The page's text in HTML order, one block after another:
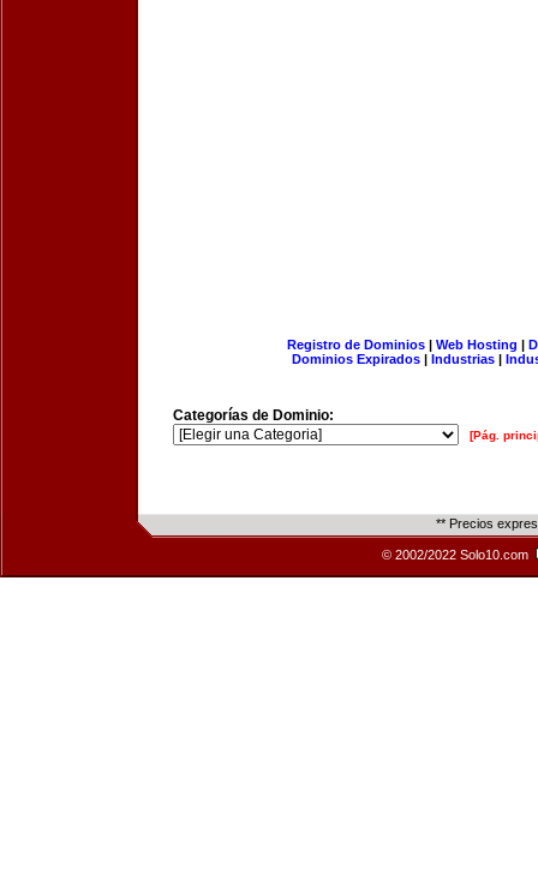
Registro de Dominios| Web Hosting |
Dominios Expirados | Industrias |
Categorías de Dominio:
[Pág.
** Precios
© 2002/2022 Solo10.com